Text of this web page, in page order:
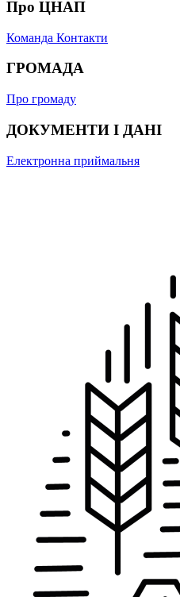
Про ЦНАП
Команда Контакти
ГРОМАДА
Про громаду
ДОКУМЕНТИ І ДАНІ
Електронна приймальня